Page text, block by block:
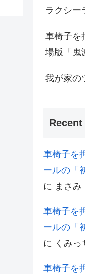
ラクシー
車椅子を
場版「鬼
我が家の
車椅子を
ールの「
に まさみ
車椅子を
ールの「
に くみっ
車椅子を